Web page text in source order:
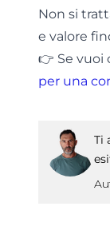
Non si
e valore
👉 Se vuoi
per una
Ti